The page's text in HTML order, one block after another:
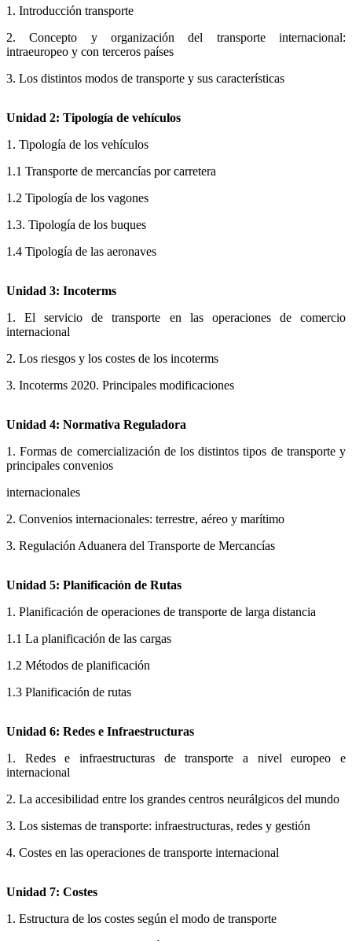
1. Introducción transporte
2. Concepto y organización del transporte internacional:
intraeuropeo y con terceros países
3. Los distintos modos de transporte y sus características
Unidad 2: Tipología de vehículos
1. Tipología de los vehículos
1.1 Transporte de mercancías por carretera
1.2 Tipología de los vagones
1.3. Tipología de los buques
1.4 Tipología de las aeronaves
Unidad 3: Incoterms
1. El servicio de transporte en las operaciones de comercio
internacional
2. Los riesgos y los costes de los incoterms
3. Incoterms 2020. Principales modificaciones
Unidad 4: Normativa Reguladora
1. Formas de comercialización de los distintos tipos de transporte y
principales convenios
internacionales
2. Convenios internacionales: terrestre, aéreo y marítimo
3. Regulación Aduanera del Transporte de Mercancías
Unidad 5: Planificación de Rutas
1. Planificación de operaciones de transporte de larga distancia
1.1 La planificación de las cargas
1.2 Métodos de planificación
1.3 Planificación de rutas
Unidad 6: Redes e Infraestructuras
1. Redes e infraestructuras de transporte a nivel europeo e
internacional
2. La accesibilidad entre los grandes centros neurálgicos del mundo
3. Los sistemas de transporte: infraestructuras, redes y gestión
4. Costes en las operaciones de transporte internacional
Unidad 7: Costes
1. Estructura de los costes según el modo de transporte